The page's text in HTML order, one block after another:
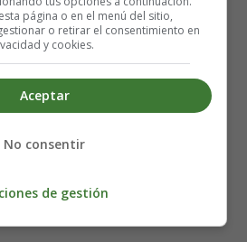
que te fuiste
por ti he vivido
al atasco
tonto por ciento de fiasco
la vida si salto los charcos
es relativo, ya lo sé
página o en el menú del sitio,
o retirar el consentimiento en
y cookies.
Aceptar
No consentir
de gestión